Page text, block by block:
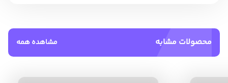
محصولات مشابه مشاهده همه